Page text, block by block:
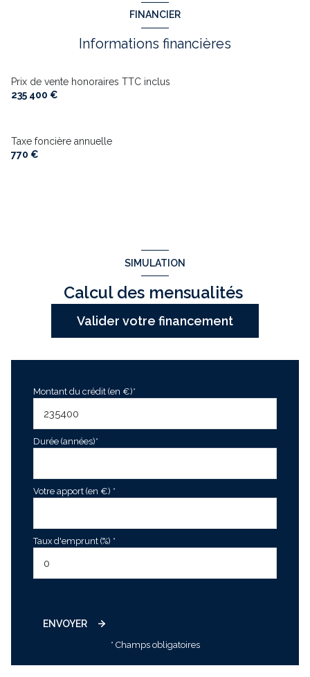
terrasse
Bergerie
FINANCIER
Informations financières
Prix de vente honoraires TTC inclus
235 400 €
Taxe foncière annuelle
770 €
SIMULATION
Calcul des mensualités
Valider votre financement
Montant du crédit (en €)*
Durée (années)*
Votre apport (en €) *
Taux d'emprunt (%) *
ENVOYER
* Champs obligatoires